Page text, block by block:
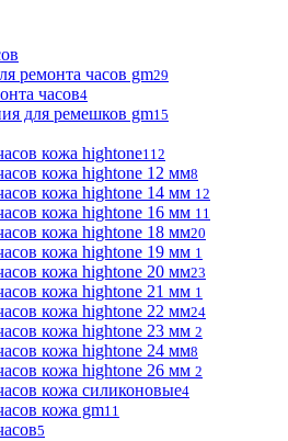
ремонта часов gm29
часов4
для ремешков gm15
кожа hightone112
кожа hightone 12 мм8
кожа hightone 14 мм 12
кожа hightone 16 мм 11
кожа hightone 18 мм20
кожа hightone 19 мм 1
кожа hightone 20 мм23
кожа hightone 21 мм 1
кожа hightone 22 мм24
кожа hightone 23 мм 2
кожа hightone 24 мм8
кожа hightone 26 мм 2
кожа силиконовые4
кожа gm11
5